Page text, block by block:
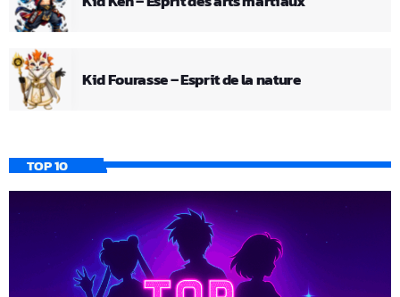
Kid Fourasse – Esprit de la nature
TOP 10